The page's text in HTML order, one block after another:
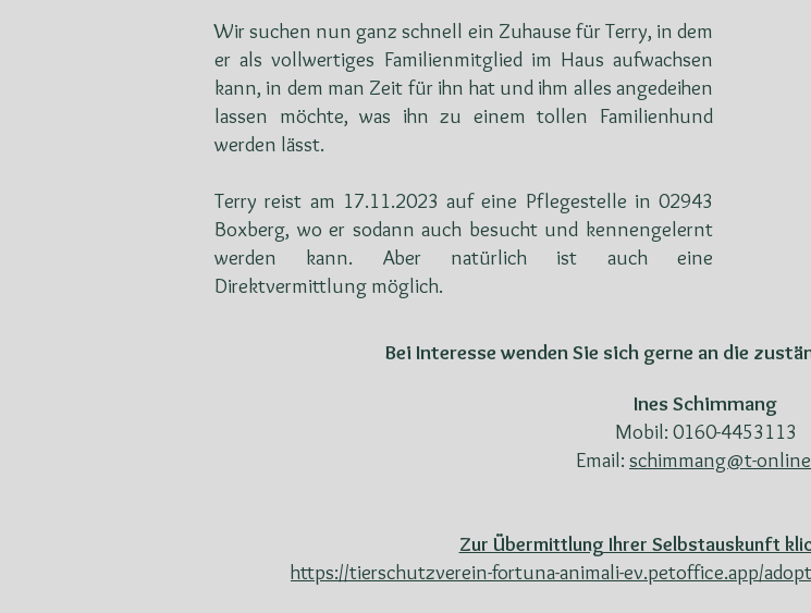
Wir suchen nun ganz schnell ein Zuhause für Terry, in dem
er als vollwertiges Familienmitglied im Haus aufwachsen
kann, in dem man Zeit für ihn hat und ihm alles angedeihen
lassen möchte, was ihn zu einem tollen Familienhund
werden lässt.
Terry reist am 17.11.2023 auf eine Pflegestelle in 02943
Boxberg, wo er sodann auch besucht und kennengelernt
werden kann. Aber natürlich ist auch eine
Direktvermittlung möglich.
Bei Interesse wenden Sie sich gerne an die
Ines Schimmang
Mobil: 0160-4453113
Email: schimmang@t-
Zur Übermittlung Ihrer Selbstauskunft
https://tierschutzverein-fortuna-animali-ev.petoffice.app/